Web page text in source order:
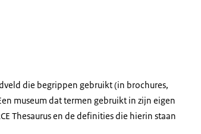
die begrippen gebruikt (in brochures,
museum dat termen gebruikt in zijn eigen
Thesaurus en de definities die hierin staan